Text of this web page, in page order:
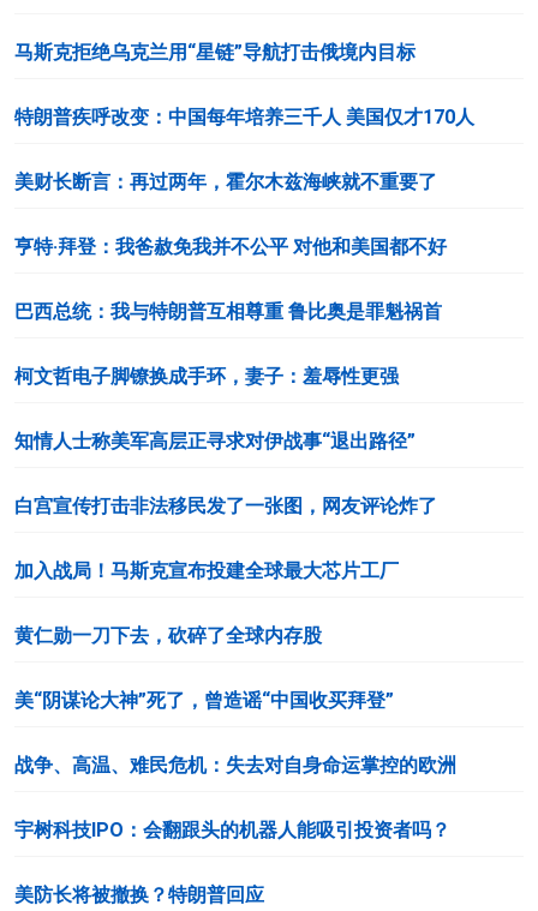
马斯克拒绝乌克兰用“星链”导航打击俄境内目标
特朗普疾呼改变：中国每年培养三千人 美国仅才170人
美财长断言：再过两年，霍尔木兹海峡就不重要了
亨特·拜登：我爸赦免我并不公平 对他和美国都不好
巴西总统：我与特朗普互相尊重 鲁比奥是罪魁祸首
柯文哲电子脚镣换成手环，妻子：羞辱性更强
知情人士称美军高层正寻求对伊战事“退出路径”
白宫宣传打击非法移民发了一张图，网友评论炸了
加入战局！马斯克宣布投建全球最大芯片工厂
黄仁勋一刀下去，砍碎了全球内存股
美“阴谋论大神”死了，曾造谣“中国收买拜登”
战争、高温、难民危机：失去对自身命运掌控的欧洲
宇树科技IPO：会翻跟头的机器人能吸引投资者吗？
美防长将被撤换？特朗普回应